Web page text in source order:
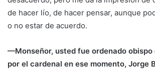
de hacer lío, de hacer pensar, aunque
o no estar de acuerdo.
—Monseñor, usted fue ordenado obispo
por el cardenal en ese momento, Jorge